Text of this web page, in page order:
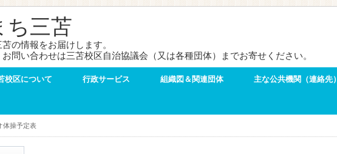
ち三苫
の情報をお届けします。
問い合わせは三苫校区自治協議会（又は各種団体）までお寄せください。
校区について 行政サービス 組織図＆関連団体 主な公共機関（連絡先）
体操予定表